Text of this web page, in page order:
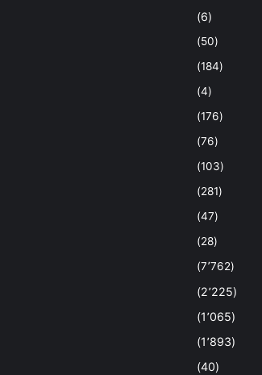
(6)
(50)
(184)
(4)
(176)
(76)
(103)
(281)
(47)
(28)
(7٬762)
(2٬225)
(1٬065)
(1٬893)
(40)